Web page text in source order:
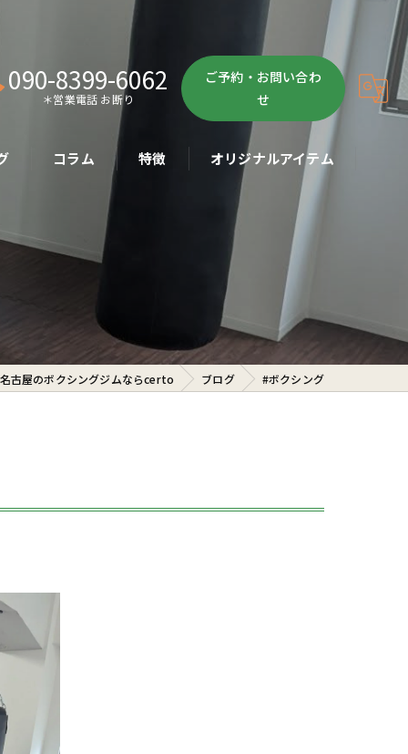
090-8399-6062
＊営業電話 お断り
ご予約・お問い合わ
せ
コラム 特徴
初心者
ダイエット
オリジナルアイテム
古屋のボクシングジムならcerto ブログ #ボクシング